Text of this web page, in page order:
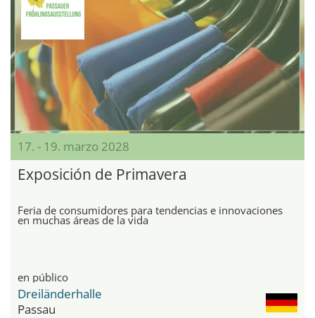
17. - 19. marzo 2028
Exposición de Primavera
Feria de consumidores para tendencias e innovaciones
en muchas áreas de la vida
en público
Dreiländerhalle
Passau